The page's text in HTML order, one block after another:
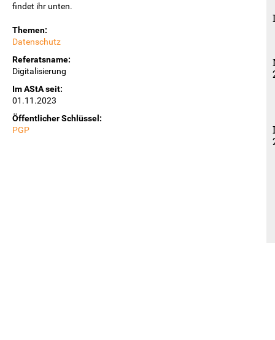
findet ihr unten.
Themen:
Datenschutz
Referatsname:
Digitalisierung
Im AStA seit:
01.11.2023
Öffentlicher Schlüssel:
PGP